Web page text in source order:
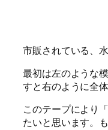
市販されている、
最初は左のような
すと右のように全
このテープにより
たいと思います。